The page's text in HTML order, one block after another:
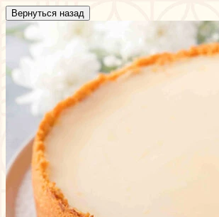
Вернуться назад